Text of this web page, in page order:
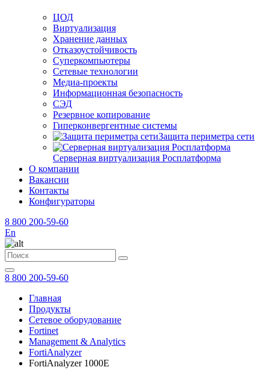
ЦОД
Виртуализация
Хранение данных
Отказоустойчивость
Суперкомпьютеры
Сетевые технологии
Медиа-проекты
Информационная безопасность
СЭД
Резервное копирование
Гиперконвергентные системы
Защита периметра сети
Серверная виртуализация Росплатформа
О компании
Вакансии
Контакты
Конфигураторы
8 800 200-59-60
En
8 800 200-59-60
Главная
Продукты
Сетевое оборудование
Fortinet
Management & Analytics
FortiAnalyzer
FortiAnalyzer 1000E